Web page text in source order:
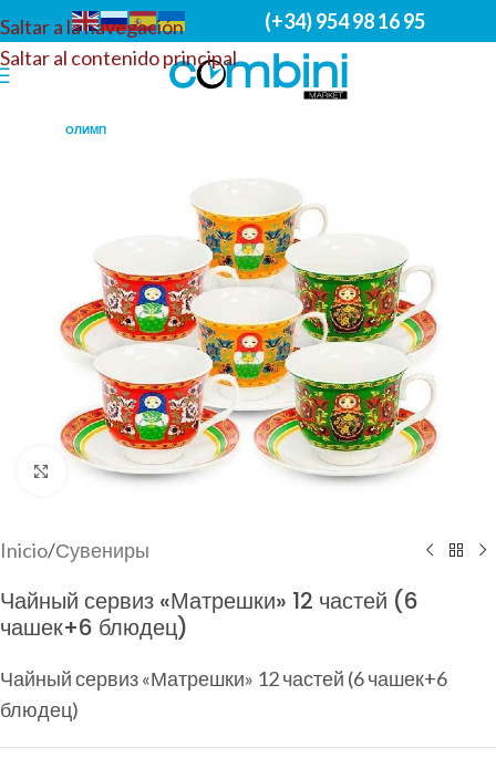
Saltar a la navegación
Saltar al contenido principal
(+34) 954 98 16 95
ОЛИМП
Haga clic para ampliar
Inicio/Сувениры
Чайный сервиз «Матрешки» 12 частей (6
чашек+6 блюдец)
Чайный сервиз «Матрешки» 12 частей (6 чашек+6
блюдец)